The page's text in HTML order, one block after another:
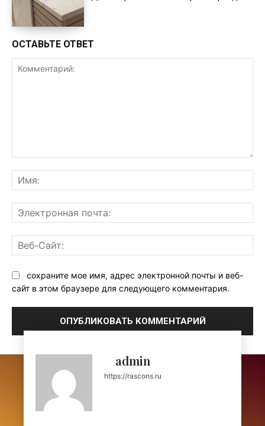
ОСТАВЬТЕ ОТВЕТ
сохраните мое имя, адрес электронной почты и веб-
сайт в этом браузере для следующего комментария.
admin
https://rascons.ru